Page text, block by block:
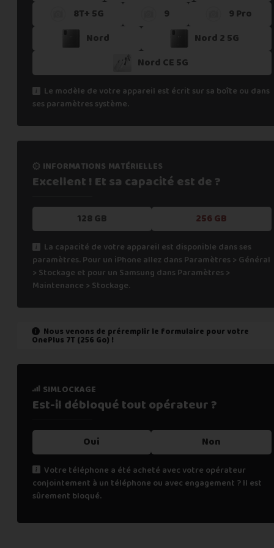
Si vous ne trouvez pas une offre correspondant aux
Vous pouvez éventuellement nous contacter.
8T+ 5G
9
9 Pro
Nord
Nord 2 5G
Nord CE 5G
Le modèle de votre appareil est écrit sur sa boîte ou dans
ses paramètres système.
informations matérielles
Excellent ! Et sa capacitéest de ?
128 GB 256 GB
La capacité de votre appareil est disponible dans ses
paramètres. Pour un iPhone allez dans Paramètres > Général
> Stockage et pour un Samsung dans Paramètres >
Maintenance > Stockage.
Nous venons de préremplir le formulaire pour votre
OnePlus 7T (256 Go)!
simlockage
Est-il débloqué toutopérateur ?
Oui Non
Votre téléphone a été acheté avec votre opérateur
conjointement à un téléphone ou avec engagement ? Il est
sûrement bloqué.
état de marche
Est-il fonctionnel ?
Non
Cochez "non" si une des affirmations suivantes est vraie :
les appels téléphoniques ne fonctionnent pas,